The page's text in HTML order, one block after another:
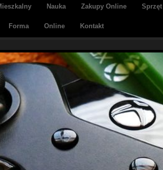
Nauka Zakupy Online Sprzęt
Forma Online Kontakt